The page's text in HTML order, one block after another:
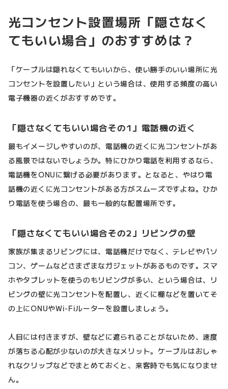
光コンセント設置場所「隠さなく
てもいい場合」のおすすめは？
「ケーブルは隠れなくてもいいから、使い勝手のいい場所に光
コンセントを設置したい」という場合は、使用する頻度の高い
電子機器の近くがおすすめです。
「隠さなくてもいい場合その1」電話機の近く
最もイメージしやすいのが、電話機の近くに光コンセントがあ
る風景ではないでしょうか。特にひかり電話を利用するなら、
電話機をONUに繋げる必要があります。となると、やはり電
話機の近くに光コンセントがある方がスムーズですよね。ひか
り電話を使う場合の、最も一般的な配置場所です。
「隠さなくてもいい場合その2」リビングの壁
家族が集まるリビングには、電話機だけでなく、テレビやパソ
コン、ゲームなどさまざまなガジェットがあるものです。スマ
ホやタブレットを使うのもリビングが多い、という場合は、リ
ビングの壁に光コンセントを配置し、近くに棚などを置いてそ
の上にONUやWi-Fiルーターを設置しましょう。
人目には付きますが、壁などに遮られることがないため、速度
が落ちる心配が少ないのが大きなメリット。ケーブルはおしゃ
れなクリップなどでまとめておくと、来客時でも気になりませ
ん。